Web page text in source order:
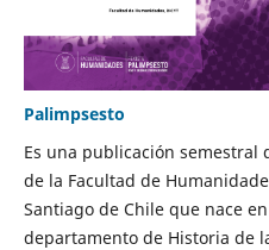
Palimpsesto
Es una publicación
de la Facultad de
Santiago de Chile que nace
departamento de Historia de